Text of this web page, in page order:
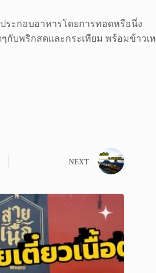
ระกอบอาหารโดยการทอดหรือนึ่ง
กับพริกสดและกระเทียม พร้อมข้าวเห
NEXT